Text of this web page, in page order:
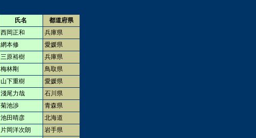
氏名
都道府県
西岡正和
兵庫県
網本修
愛媛県
三原裕樹
兵庫県
梅林剛
鳥取県
山下重樹
愛媛県
淺尾力哉
石川県
菊池渉
青森県
池田晴彦
北海道
片岡洋次朗
岩手県